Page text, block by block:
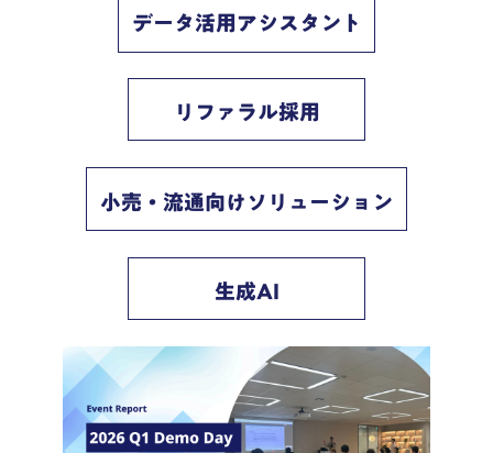
データ活用アシスタント
リファラル採用
小売・流通向けソリューション
生成AI